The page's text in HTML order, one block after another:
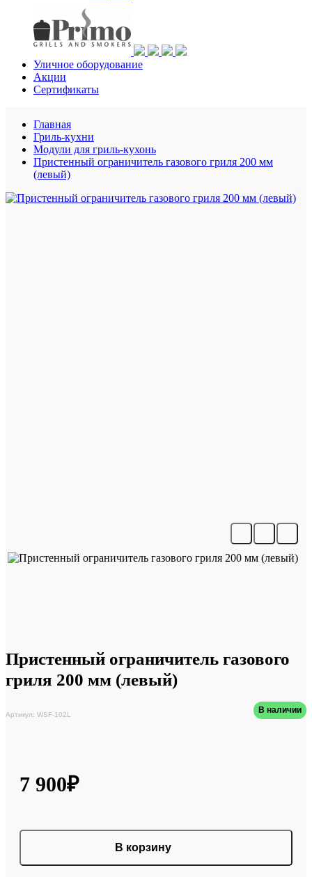
Уличное оборудование
Акции
Сертификаты
Главная
Гриль-кухни
Модули для гриль-кухонь
Пристенный ограничитель газового гриля 200 мм
(левый)
Пристенный ограничитель газового
гриля 200 мм (левый)
Артикул: WSF-102L В наличии
7 900₽
В корзину